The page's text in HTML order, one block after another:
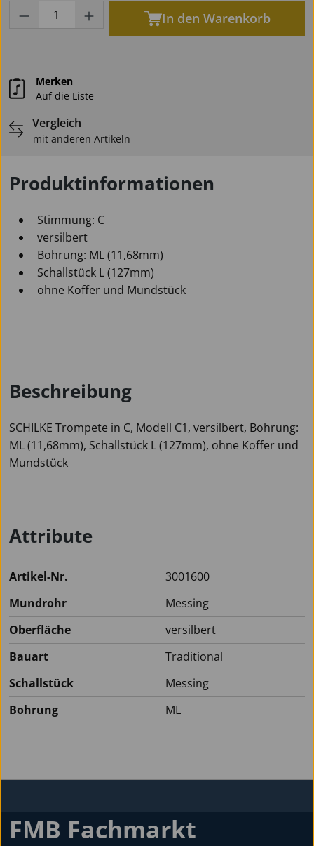
Produkt Anzahl: Gib den gewünschten
In den Warenkorb
Merken
Auf die Liste
Vergleich
mit anderen Artikeln
Produktinformationen
Stimmung: C
versilbert
Bohrung: ML (11,68mm)
Schallstück L (127mm)
ohne Koffer und Mundstück
Beschreibung
SCHILKE Trompete in C, Modell C1, versilbert, Bohrung:
ML (11,68mm), Schallstück L (127mm), ohne Koffer und
Mundstück
Attribute
Artikel-Nr.
3001600
Mundrohr
Messing
Oberfläche
versilbert
Bauart
Traditional
Schallstück
Messing
Bohrung
ML
FMB Fachmarkt